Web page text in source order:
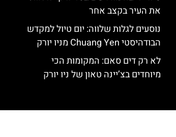
את העיר בקצב אחר
נוסעים לגלות שלווה: יום טיול למקדש
הבודהיסטי Chuang Yen מניו יורק
לא רק דים סאם: המקומות הכי
מיוחדים בצ’יינה טאון של ניו יורק